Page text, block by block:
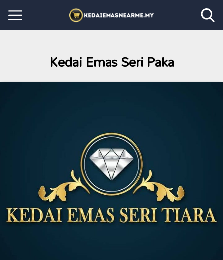
Kedai Emas Seri Paka